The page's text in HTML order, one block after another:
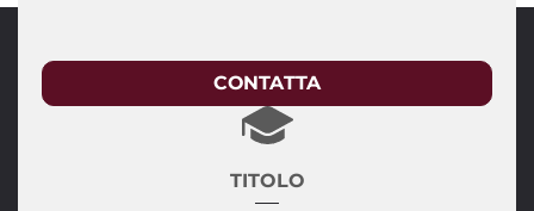
CONTATTA
TITOLO